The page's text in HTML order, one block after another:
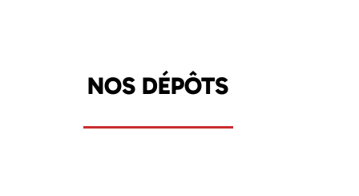
NOS DÉPÔTS